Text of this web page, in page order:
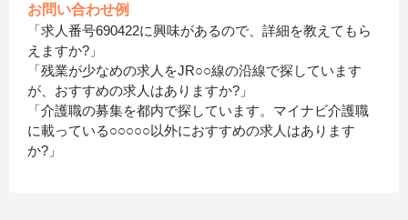
お問い合わせ例
「求人番号690422に興味があるので、詳細を教えてもら
えますか?」
「残業が少なめの求人をJR○○線の沿線で探しています
が、おすすめの求人はありますか?」
「介護職の募集を都内で探しています。マイナビ介護職
に載っている○○○○○以外におすすめの求人はあります
か?」